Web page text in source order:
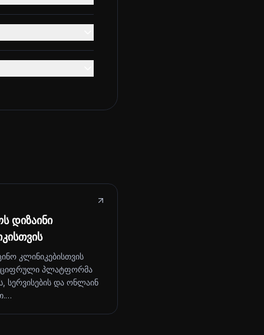
დიზაინი
კლინიკებისთვის
პლატფორმა
სერვისების და ონლაინ